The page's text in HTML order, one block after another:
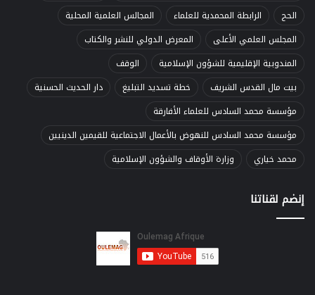
الحج
الرابطة المحمدية للعلماء
المجالس العلمية المحلية
المجلس العلمي الأعلى
المعرض الدولي للنشر والكتاب
المندوبية الإقليمية للشؤون الإسلامية
الوقف
بيت مال القدس الشريف
خطة تسديد التبليغ
دار الحديث الحسنية
مؤسسة محمد السادس للعلماء الأفارقة
مؤسسة محمد السادس للنهوض بالأعمال الاجتماعية للقيمين الدينيين
محمد خياري
وزارة الأوقاف والشؤون الإسلامية
إنضم لقناتنا